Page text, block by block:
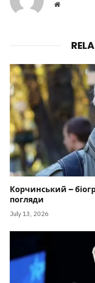
Website
Корчинський –
погляди
July 13, 2026